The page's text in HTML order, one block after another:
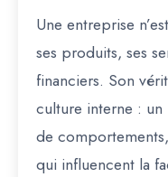
Une entreprise
ses produits, ses
financiers. Son
culture interne : un
de
qui influencent la